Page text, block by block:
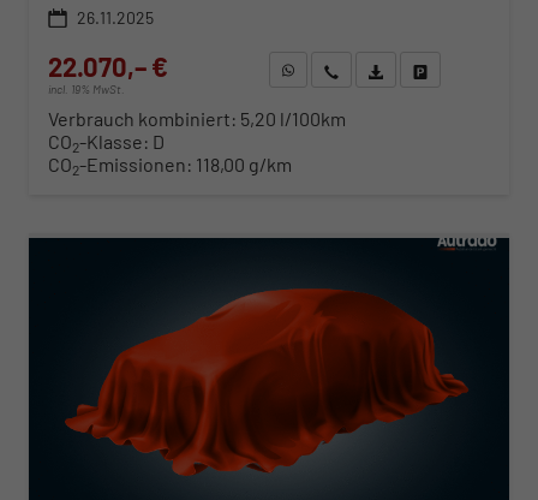
26.11.2025
22.070,– €
incl. 19% MwSt.
WhatsApp anfragen
Wir rufen Sie anFahrzeugexposé (PDF)
Verbrauch kombiniert: 5,20 l/100km
CO2-Klasse: D
CO2-Emissionen: 118,00 g/km